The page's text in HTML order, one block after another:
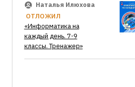
Наталья Илюхова
ОТЛОЖИЛ
«Информатика на
каждый день. 7-9
классы. Тренажер»